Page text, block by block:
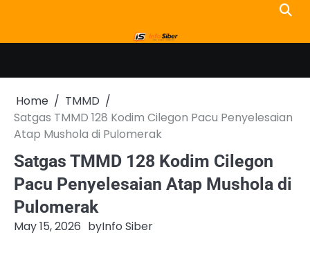
content
Home
TMMD
Satgas TMMD 128 Kodim Cilegon Pacu Penyelesaian
Atap Mushola di Pulomerak
Satgas TMMD 128 Kodim Cilegon
Pacu Penyelesaian Atap Mushola di
Pulomerak
May 15, 2026 byInfo Siber